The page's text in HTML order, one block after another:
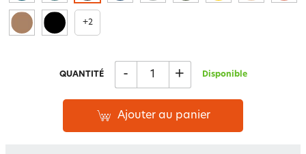
+2
QUANTITÉ - + Disponible
Ajouter au panier